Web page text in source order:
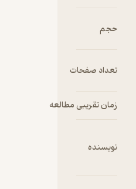
حجم
تعداد صفحات
زمان تقریبی مطالعه
نویسنده